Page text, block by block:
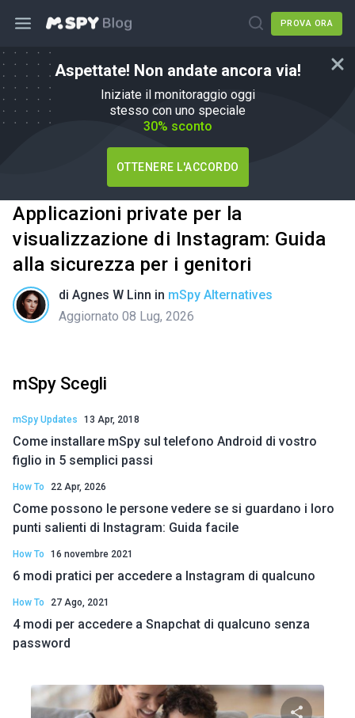
PROVA ORA
Aspettate! Non andate ancora via!
Iniziate il monitoraggio oggi
stesso con uno speciale
30% sconto
OTTENERE L'ACCORDO
Applicazioni private per la
visualizzazione di Instagram: Guida
alla sicurezza per i genitori
di Agnes W Linn in mSpy Alternatives
Aggiornato 08 Lug, 2026
mSpy Scegli
mSpy Updates 13 Apr, 2018
Come installare mSpy sul telefono Android di vostro
figlio in 5 semplici passi
How To 22 Apr, 2026
Come possono le persone vedere se si guardano i loro
punti salienti di Instagram: Guida facile
How To 16 novembre 2021
6 modi pratici per accedere a Instagram di qualcuno
How To 27 Ago, 2021
4 modi per accedere a Snapchat di qualcuno senza
password